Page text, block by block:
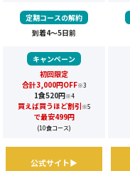
定期コースの解約
到着4～5日前
キャンペーン
初回限定
合計3,000円OFF※3
1食520円※4
買えば買うほど割引※5
で最安499円
(10食コース)
公式サイト▶